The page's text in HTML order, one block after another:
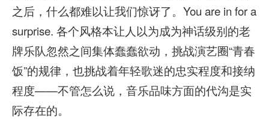
之后，什么都难以让我们惊讶了。You are in for a
surprise. 各个风格本让人以为成为神话级别的老
牌乐队忽然之间集体蠢蠢欲动，挑战演艺圈“青春
饭”的规律，也挑战着年轻歌迷的忠实程度和接纳
程度——不管怎么说，音乐品味方面的代沟是实
际存在的。